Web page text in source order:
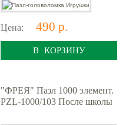
Цена: 490 р.
В КОРЗИНУ
"ФРЕЯ" Пазл 1000 элемент.
PZL-1000/103 После школы